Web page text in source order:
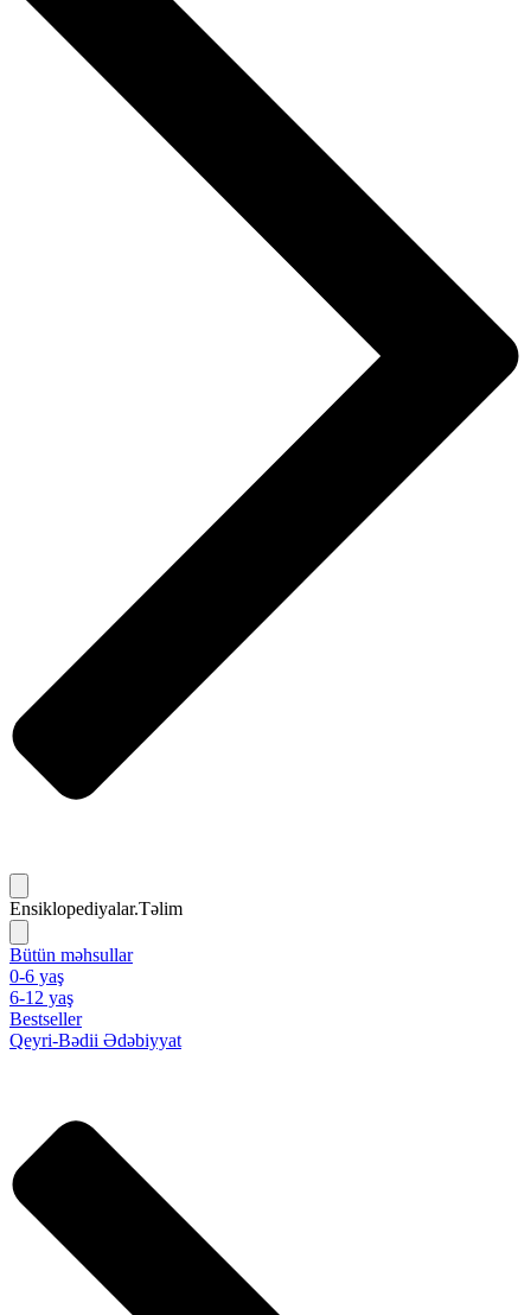
Ensiklopediyalar.Təlim
Bütün məhsullar
0-6 yaş
6-12 yaş
Bestseller
Qeyri-Bədii Ədəbiyyat